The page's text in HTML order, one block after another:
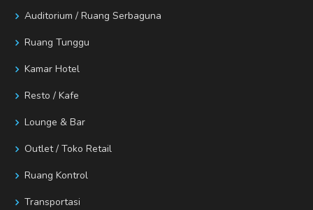
Auditorium / Ruang Serbaguna
Ruang Tunggu
Kamar Hotel
Resto / Kafe
Lounge & Bar
Outlet / Toko Retail
Ruang Kontrol
Transportasi